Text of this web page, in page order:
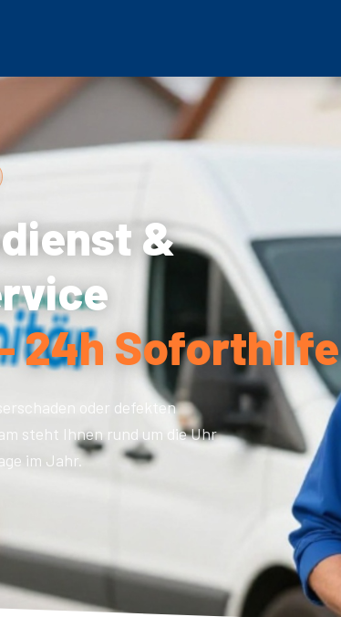
&
24h Soforthilfe
oder defekten
steht Ihnen rund um die Uhr
im Jahr.